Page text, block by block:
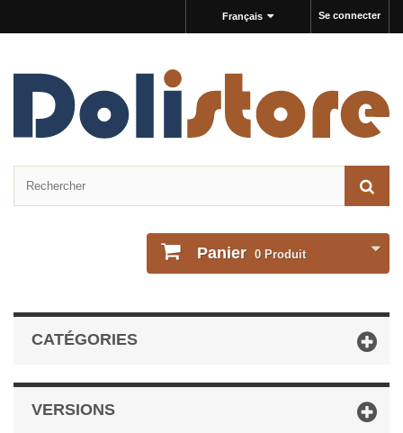
Se connecter
Français
Panier 0 Produit
CATÉGORIES
VERSIONS